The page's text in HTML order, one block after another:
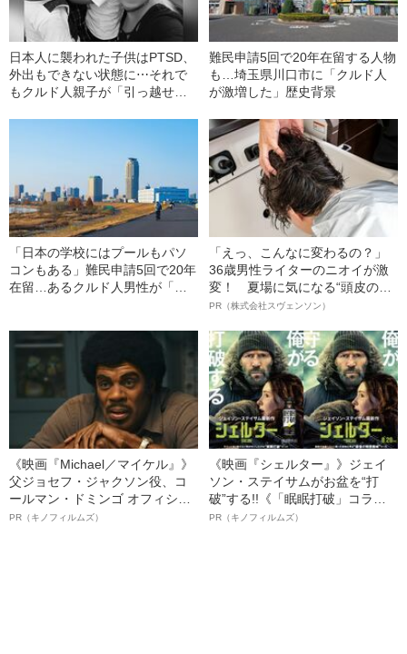
日本人に襲われた子供はPTSD、
外出もできない状態に⋯それで
もクルド人親子が「引っ越せな
難民申請5回で20年在留する人物
も…埼玉県川口市に「クルド人
が激増した」歴史背景
「日本の学校にはプールもパソ
コンもある」難民申請5回で20年
在留…あるクルド人男性が「日
「えっ、こんなに変わるの？」
36歳男性ライターのニオイが激
変！ 夏場に気になる“頭皮のニ
オイ”や“ベタつき”を解消す
ト”が生み出した徹底ケアとは
PR（株式会社スヴェンソン）
《映画『Michael／マイケル』》
父ジョセフ・ジャクソン役、コ
ールマン・ドミンゴ オフィシャ
ルインタビュー“観客を魅了した
PR（キノフィルムズ）
《映画『シェルター』》ジェイ
ソン・ステイサムがお盆を“打
破”する!!《「眠眠打破」コラ
ボ》
PR（キノフィルムズ）